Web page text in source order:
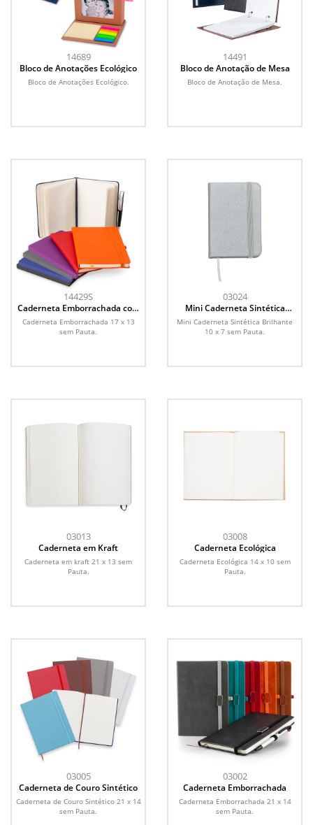
14689
Bloco de Anotações Ecológico
Bloco de Anotações Ecológico.
14491
Bloco de Anotação de Mesa
Bloco de Anotação de Mesa.
14429S
Caderneta Emborrachada com
Porta Caneta
Caderneta Emborrachada 17 x 13
sem Pauta.
03024
Mini Caderneta Sintética
Brilhante
Mini Caderneta Sintética Brilhante
10 x 7 sem Pauta.
03013
Caderneta em Kraft
Caderneta em kraft 21 x 13 sem
Pauta.
03008
Caderneta Ecológica
Caderneta Ecológica 14 x 10 sem
Pauta.
03005
Caderneta de Couro Sintético
Caderneta de Couro Sintético 21 x 14
sem Pauta.
03002
Caderneta Emborrachada
Caderneta Emborrachada 21 x 14
sem Pauta.